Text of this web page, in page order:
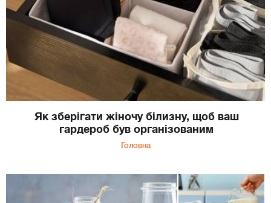
Як зберігати жіночу білизну, щоб ваш
гардероб був організованим
Головна